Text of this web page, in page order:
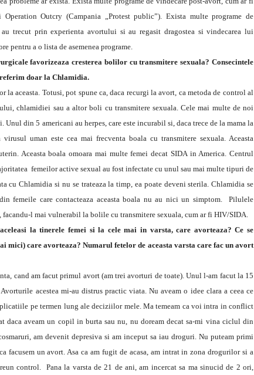
Outcry (Campania „Protest public”). Exista multe programe de
trecut prin experienta avortului si au regasit dragostea si vindecarea lui
pentru a o lista de asemenea programe.
favorizeaza cresterea bolilor cu transmitere sexuala? Consecintele
referim doar la Chlamidia.
la aceasta. Totusi, pot spune ca, daca recurgi la avort, ca metoda de control al
chlamidiei sau a altor boli cu transmitere sexuala. Cele mai multe de noi
din 5 americani au herpes, care este incurabil si, daca trece de la mama la
uman este cea mai frecventa boala cu transmitere sexuala. Aceasta
Aceasta boala omoara mai multe femei decat SIDA in America. Centrul
femeilor active sexual au fost infectate cu unul sau mai multe tipuri de
cu Chlamidia si nu se trateaza la timp, ea poate deveni sterila. Chlamidia se
femeile care contacteaza aceasta boala nu au nici un simptom. Pilulele
l mai vulnerabil la bolile cu transmitere sexuala, cum ar fi HIV/SIDA.
la tinerele femei si la cele mai in varsta, care avorteaza? Ce se
mici) care avorteaza? Numarul fetelor de aceasta varsta care fac un avort
cand am facut primul avort (am trei avorturi de toate). Unul l-am facut la 15
acestea mi-au distrus practic viata. Nu aveam o idee clara a ceea ce
pe termen lung ale deciziilor mele. Ma temeam ca voi intra in conflict
daca aveam un copil in burta sau nu, nu doream decat sa-mi vina ciclul din
am devenit depresiva si am inceput sa iau droguri. Nu puteam primi
facusem un avort. Asa ca am fugit de acasa, am intrat in zona drogurilor si a
control. Pana la varsta de 21 de ani, am incercat sa ma sinucid de 2 ori,